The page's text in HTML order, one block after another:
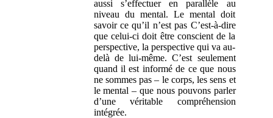
aussi s’effectuer en parallèle au
niveau du mental. Le mental doit
savoir ce qu’il n’est pas C’est-à-dire
que celui-ci doit être conscient de la
perspective, la perspective qui va au-
delà de lui-même. C’est seulement
quand il est informé de ce que nous
ne sommes pas – le corps, les sens et
le mental – que nous pouvons parler
d’une véritable compréhension
intégrée.